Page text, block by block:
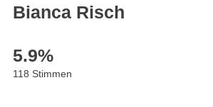
Bianca Risch
5.9%
118 Stimmen